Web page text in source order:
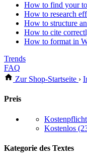
How to find your
How to research
How to structure
How to cite
How to format in
Trends
FAQ
Zur Shop-Startseite ›
Preis
Kostenlos
Kategorie des Textes